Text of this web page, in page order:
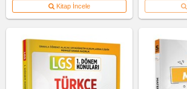
Kitap İncele